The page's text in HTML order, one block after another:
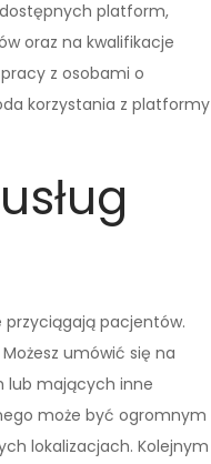
platform,
oraz na kwalifikacje
z osobami o
korzystania z platformy
przyciągają pacjentów.
umówić się na
lub mających inne
może być ogromnym
lokalizacjach. Kolejnym